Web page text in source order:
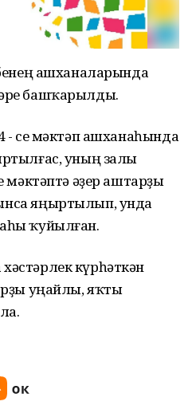
ашханаларында
башҡарылды.
- се мәктәп ашханаһында
уның залы
әҙер аштарҙы
яңыртылып, унда
ҡуйылған.
күрһәткән
уңайлы, яҡты